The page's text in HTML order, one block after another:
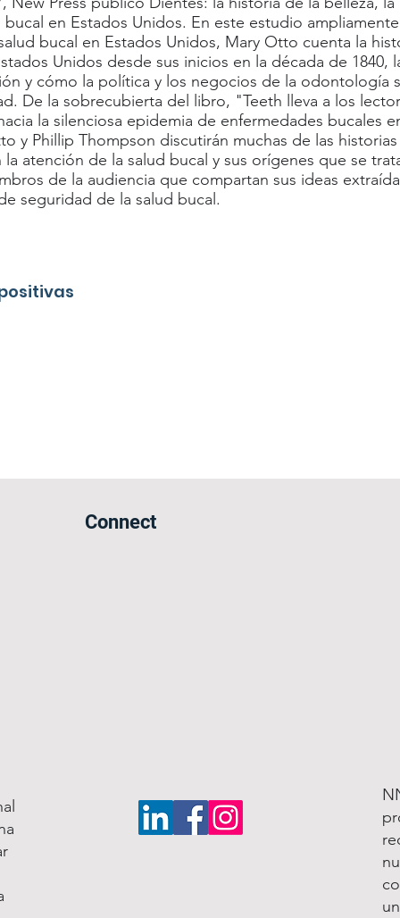
Connect
en Estados Unidos. En este estudio
bucal en Estados Unidos, Mary Otto cuenta la
Unidos desde sus inicios en la década de 1840,
y cómo la política y los negocios de la odontología
De la sobrecubierta del libro, "Teeth lleva a los
la silenciosa epidemia de enfermedades bucales
y Phillip Thompson discutirán muchas de las
atención de la salud bucal y sus orígenes que se
de la audiencia que compartan sus ideas
seguridad de la salud bucal.